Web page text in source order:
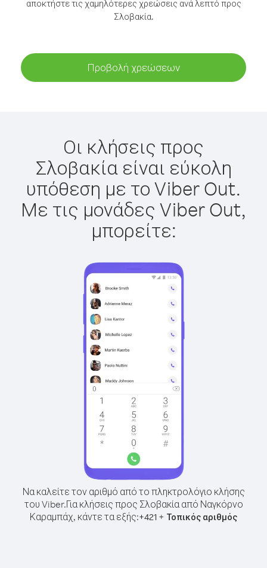
αποκτήστε τις χαμηλότερες χρεώσεις ανά λεπτό προς
Σλοβακία.
Προβολή χρεώσεων
Οι κλήσεις προς
Σλοβακία είναι εύκολη
υπόθεση με το Viber Out.
Με τις μονάδες Viber Out,
μπορείτε:
Να καλείτε τον αριθμό από το πληκτρολόγιο κλήσης
του Viber.Για κλήσεις προς Σλοβακία από Ναγκόρνο
Καραμπάχ, κάντε τα εξής:+421 + Τοπικός αριθμός